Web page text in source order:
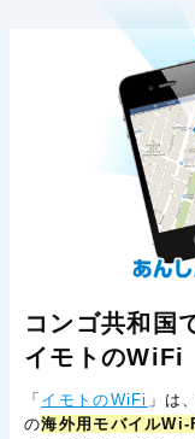
コンゴ共和国
イモトのWiFi
「 イモトのWiFi 」は
の海外用モバイル